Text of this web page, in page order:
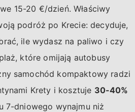
15-20 €/dzień. Właściwy
podróż po Krecie: decyduje,
ile wydasz na paliwo i czy
które omijają autobusy
samochód kompaktowy radzi
Krety i kosztuje 30-40%
7-dniowego wynajmu niż